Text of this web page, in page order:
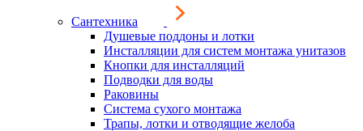
Сантехника
Душевые поддоны и лотки
Инсталляции для систем монтажа унитазов
Кнопки для инсталляций
Подводки для воды
Раковины
Система сухого монтажа
Трапы, лотки и отводящие желоба